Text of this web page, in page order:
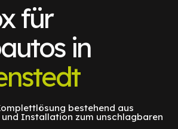
für
in
bestehend aus
Installation zum unschlagbaren